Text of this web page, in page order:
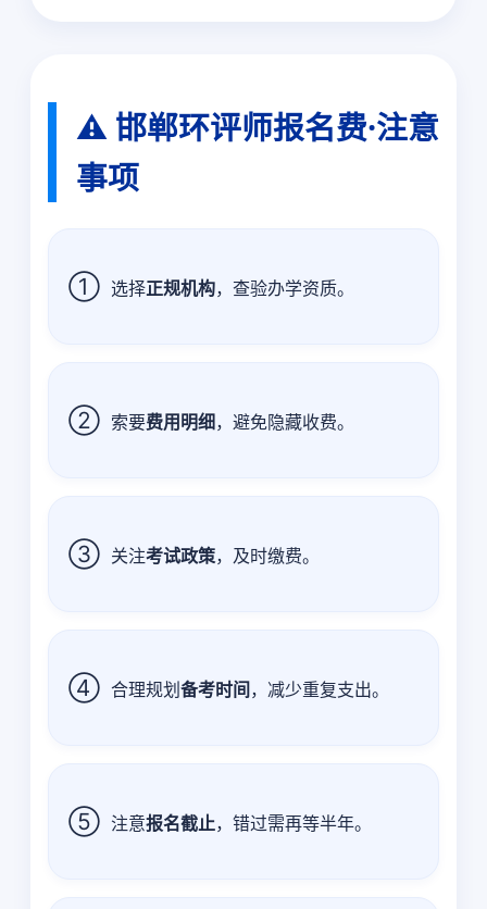
⚠️ 邯郸环评师报名费·注意
事项
① 选择正规机构，查验办学资质。
② 索要费用明细，避免隐藏收费。
③ 关注考试政策，及时缴费。
④ 合理规划备考时间，减少重复支出。
⑤ 注意报名截止，错过需再等半年。